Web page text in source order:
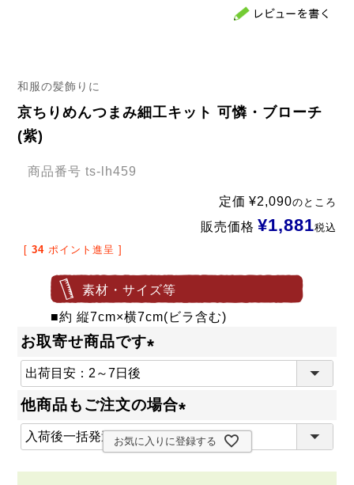
和服の髪飾りに
京ちりめんつまみ細工キット 可憐・ブローチ
(紫)
商品番号 ts-lh459
定価 ¥2,090のところ
販売価格 ¥1,881税込
[ 34 ポイント進呈 ]
素材・サイズ等
■約 縦7cm×横7cm(ビラ含む)
お取寄せ商品です
必
)
他商品もご注文の場合
(
お気に入りに登録する